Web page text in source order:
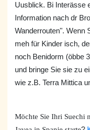
Uusblick. Bi Interässe
Information nach dr
Wanderrouten". Wenn
meh für Kinder isch,
noch Benidorm (öbbe
und bringe Sie sie zu
wie z.B. Terra Mittica
Möchte Sie Ihri Suechi